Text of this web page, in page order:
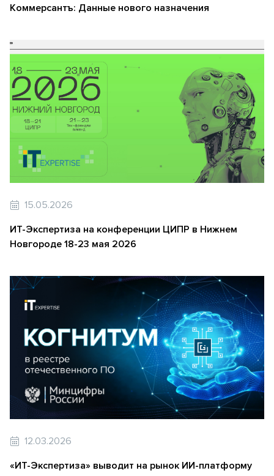
Коммерсантъ: Данные нового назначения
15.05.2026
ИТ-Экспертиза на конференции ЦИПР в Нижнем
Новгороде 18-23 мая 2026
12.03.2026
«ИТ-Экспертиза» выводит на рынок ИИ-платформу